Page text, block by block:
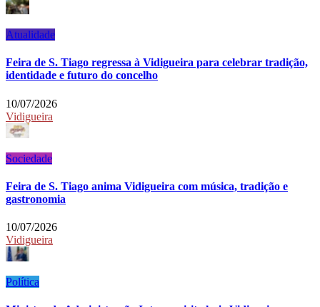
Atualidade
Feira de S. Tiago regressa à Vidigueira para celebrar tradição,
identidade e futuro do concelho
10/07/2026
Vidigueira
Sociedade
Feira de S. Tiago anima Vidigueira com música, tradição e
gastronomia
10/07/2026
Vidigueira
Política